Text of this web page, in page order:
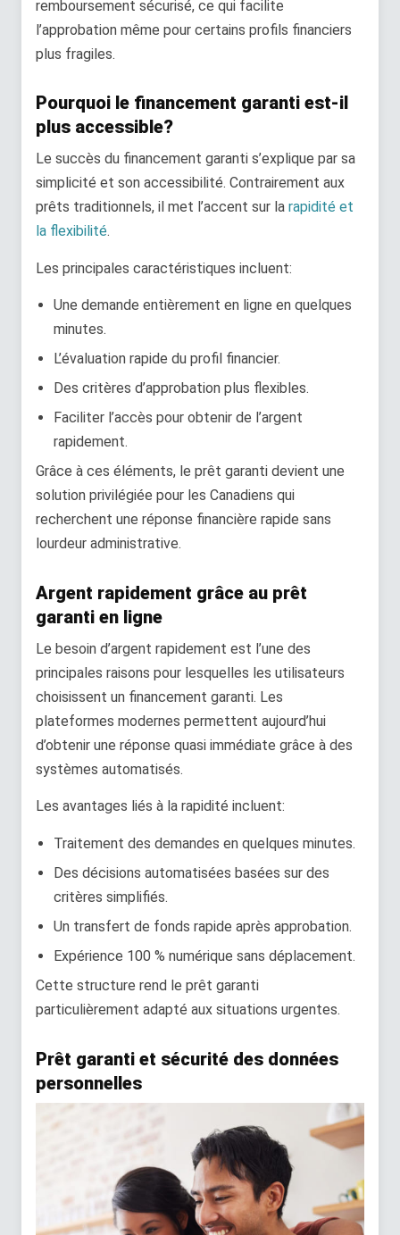
remboursement sécurisé, ce qui facilite
l’approbation même pour certains profils financiers
plus fragiles.
Pourquoi le financement garanti est-il
plus accessible?
Le succès du financement garanti s’explique par sa
simplicité et son accessibilité. Contrairement aux
prêts traditionnels, il met l’accent sur la rapidité et
la flexibilité.
Les principales caractéristiques incluent:
Une demande entièrement en ligne en quelques
minutes.
L’évaluation rapide du profil financier.
Des critères d’approbation plus flexibles.
Faciliter l’accès pour obtenir de l’argent
rapidement.
Grâce à ces éléments, le prêt garanti devient une
solution privilégiée pour les Canadiens qui
recherchent une réponse financière rapide sans
lourdeur administrative.
Argent rapidement grâce au prêt
garanti en ligne
Le besoin d’argent rapidement est l’une des
principales raisons pour lesquelles les utilisateurs
choisissent un financement garanti. Les
plateformes modernes permettent aujourd’hui
d’obtenir une réponse quasi immédiate grâce à des
systèmes automatisés.
Les avantages liés à la rapidité incluent:
Traitement des demandes en quelques minutes.
Des décisions automatisées basées sur des
critères simplifiés.
Un transfert de fonds rapide après approbation.
Expérience 100 % numérique sans déplacement.
Cette structure rend le prêt garanti
particulièrement adapté aux situations urgentes.
Prêt garanti et sécurité des données
personnelles